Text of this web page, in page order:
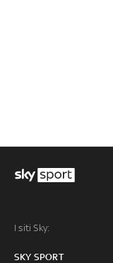
I siti Sky:
SKY SPORT